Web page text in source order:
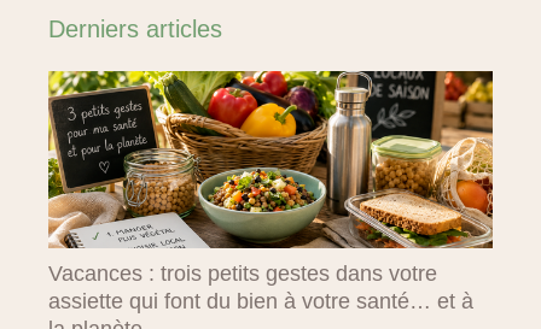
Derniers articles
Vacances : trois petits gestes dans votre
assiette qui font du bien à votre santé… et à